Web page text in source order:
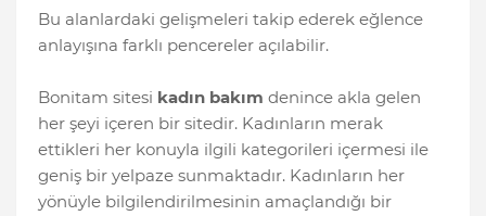
Bu alanlardaki gelişmeleri takip ederek eğlence
anlayışına farklı pencereler açılabilir.
Bonitam sitesi kadın bakım denince akla gelen
her şeyi içeren bir sitedir. Kadınların merak
ettikleri her konuyla ilgili kategorileri içermesi ile
geniş bir yelpaze sunmaktadır. Kadınların her
yönüyle bilgilendirilmesinin amaçlandığı bir